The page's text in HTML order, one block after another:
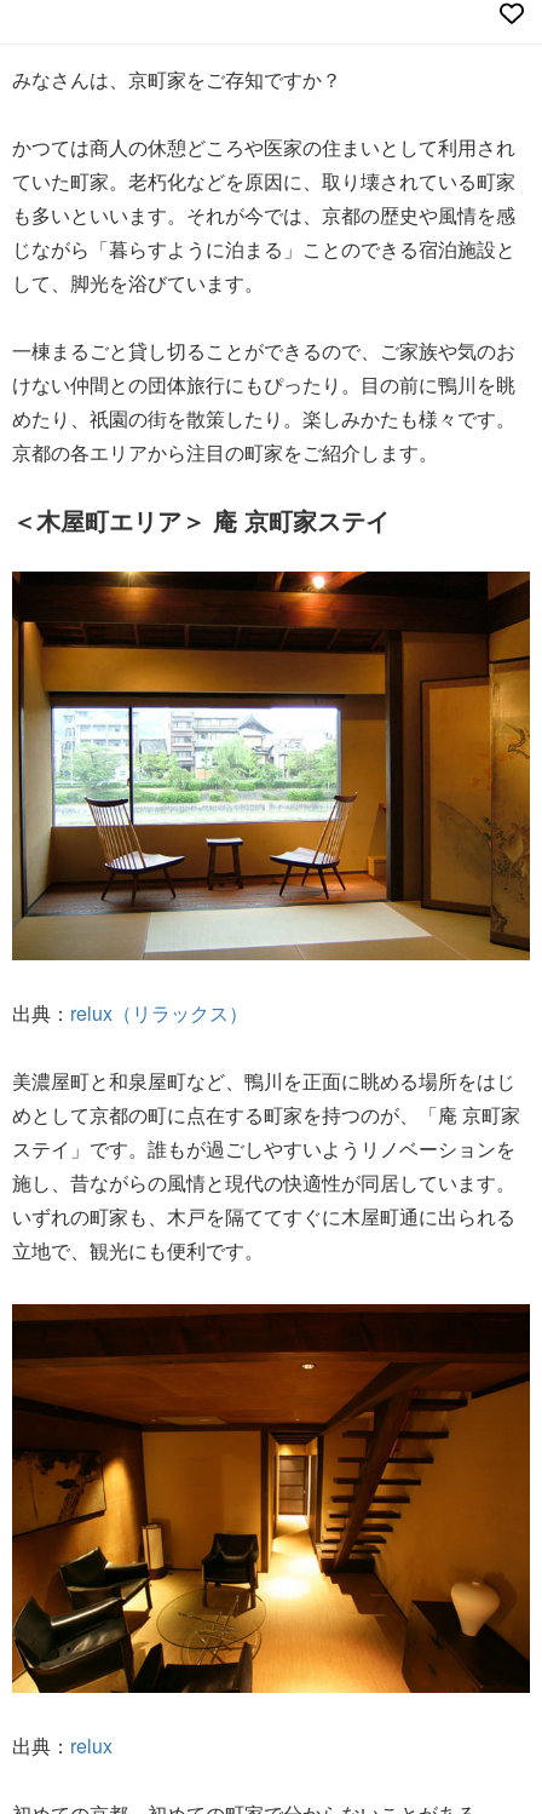
みなさんは、京町家をご存知ですか？
かつては商人の休憩どころや医家の住まいとして利用され
ていた町家。老朽化などを原因に、取り壊されている町家
も多いといいます。それが今では、京都の歴史や風情を感
じながら「暮らすように泊まる」ことのできる宿泊施設と
して、脚光を浴びています。
一棟まるごと貸し切ることができるので、ご家族や気のお
けない仲間との団体旅行にもぴったり。目の前に鴨川を眺
めたり、祇園の街を散策したり。楽しみかたも様々です。
京都の各エリアから注目の町家をご紹介します。
＜木屋町エリア＞ 庵 京町家ステイ
出典： relux（リラックス）
美濃屋町と和泉屋町など、鴨川を正面に眺める場所をはじ
めとして京都の町に点在する町家を持つのが、「庵 京町家
ステイ」です。誰もが過ごしやすいようリノベーションを
施し、昔ながらの風情と現代の快適性が同居しています。
いずれの町家も、木戸を隔ててすぐに木屋町通に出られる
立地で、観光にも便利です。
出典： relux